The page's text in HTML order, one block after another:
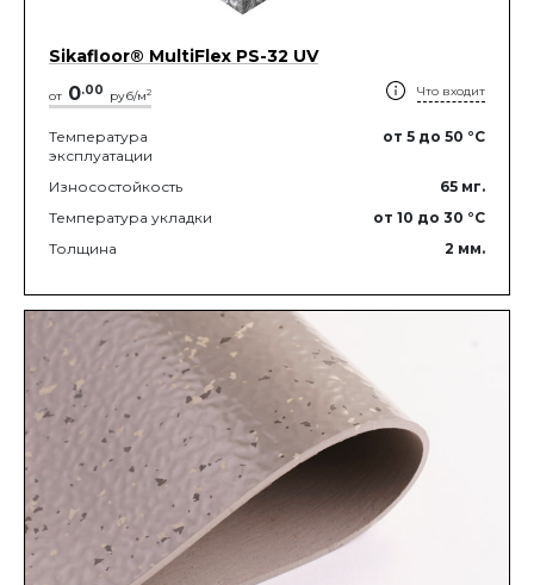
Sikafloor® MultiFlex PS-32 UV
от 0.00 руб/м2 Что входит
Температура
эксплуатации
от 5 до 50 °C
Износостойкость 65 мг.
Температура укладки
от 10 до 30 °C
Толщина
2 мм.